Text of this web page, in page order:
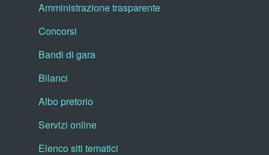
Amministrazione trasparente
Concorsi
Bandi di gara
Bilanci
Albo pretorio
Servizi online
Elenco siti tematici